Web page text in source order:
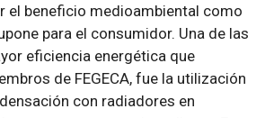
el beneficio medioambiental como
para el consumidor. Una de las
eficiencia energética que
de FEGECA, fue la utilización
con radiadores en